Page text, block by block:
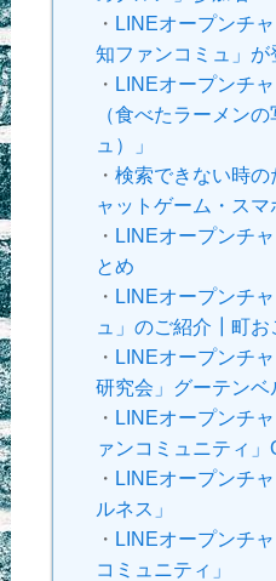
・ LINEオープンチ
知ファンコミュ」が
・ LINEオープンチ
（食べたラーメン
ュ）」
・ 検索できない時
ャットゲーム・ス
・ LINEオープンチ
とめ
・ LINEオープンチ
ュ」のご紹介┃町お
・ LINEオープンチ
研究会」グーテンベ
・ LINEオープンチ
ァンコミュニティ
・ LINEオープンチ
ルネス」
・ LINEオープンチ
コミュニティ」